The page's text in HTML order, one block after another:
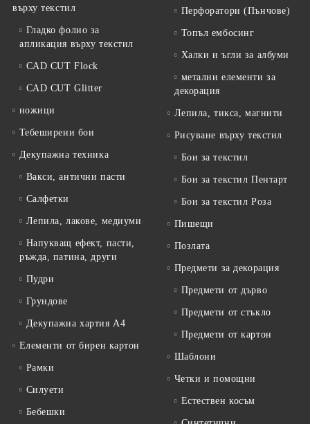
върху текстил
Гладко фолио за
апликация върху текстил
CAD CUT Flock
CAD CUT Glitter
ножици
Тебеширени бои
Декупажна техника
Вакси, антични пасти
Салфетки
Лепила, лакове, медиуми
Напукващ ефект, пасти,
ръжда, патина, други
Пудри
Грундове
Декупажна хартия А4
Елементи от бирен картон
Рамки
Силуети
Бебешки
Перфоратори (Пънчове)
Топъл ембосинг
Халки и ъгли за албуми
метални елементи за
декорация
Лепила, тикса, магнити
Рисуване върху текстил
Бои за текстил
Бои за текстил Пентарт
Бои за текстил Роза
Пишещи
Позлата
Предмети за декорация
Предмети от дърво
Предмети от стъкло
Предмети от картон
Шаблони
Четки и помощни
Естествен косъм